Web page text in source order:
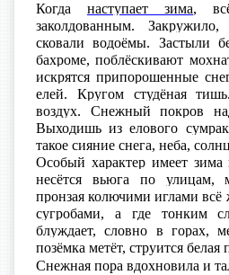
Когда наступает зима,
заколдованным.
сковали водоёмы. Застыли
бахроме, поблёскивают
искрятся припорошенные
елей. Кругом студёная
воздух. Снежный покров
Выходишь из елового
такое сияние снега, неба,
Особый характер имеет
несётся вьюга по улицам,
пронзая колючими иглами всё
сугробами, а где тонким
блуждает, словно в горах,
позёмка метёт, струится белая
Снежная пора вдохновила и